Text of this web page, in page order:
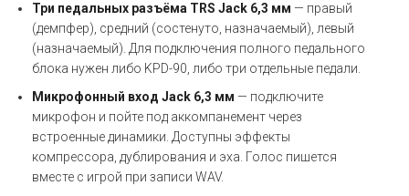
Три педальных разъёма TRS Jack 6,3 мм — правый
(демпфер), средний (состенуто, назначаемый), левый
(назначаемый). Для подключения полного педального
блока нужен либо KPD-90, либо три отдельные педали.
Микрофонный вход Jack 6,3 мм — подключите
микрофон и пойте под аккомпанемент через
встроенные динамики. Доступны эффекты
компрессора, дублирования и эха. Голос пишется
вместе с игрой при записи WAV.